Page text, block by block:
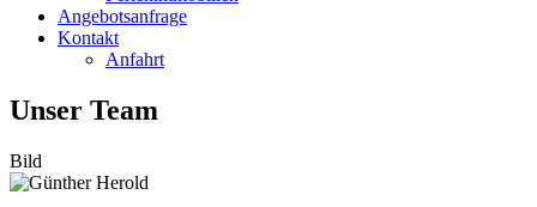
Angebotsanfrage
Kontakt
Anfahrt
Unser Team
Bild